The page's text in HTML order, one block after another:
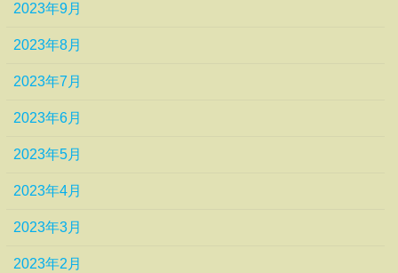
2023年9月
2023年8月
2023年7月
2023年6月
2023年5月
2023年4月
2023年3月
2023年2月